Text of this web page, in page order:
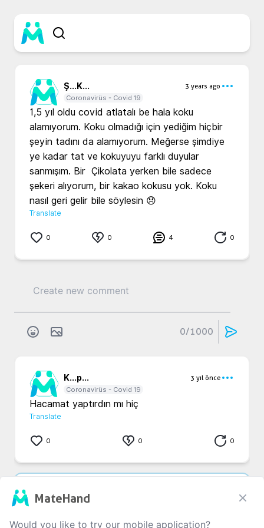
Ş...K...
3 years ago
Coronavirüs - Covid 19
1,5 yıl oldu covid atlatalı be hala koku
alamıyorum. Koku olmadığı için yediğim hiçbir
şeyin tadını da alamıyorum. Meğerse şimdiye
ye kadar tat ve kokuyuyu farklı duyular
sanmışım. Bir  Çikolata yerken bile sadece
şekeri alıyorum, bir kakao kokusu yok. Koku
nasıl geri gelir bile söylesin 😞
Translate
0 0 4 0
0/1000
K...p...
3 yıl önce
Coronavirüs - Covid 19
Hacamat yaptırdın mı hiç
Translate
0 0 0
D...T...
Vücutta ağır metal birikmesinden kaynaklı
MateHand
Would you like to try our mobile application?